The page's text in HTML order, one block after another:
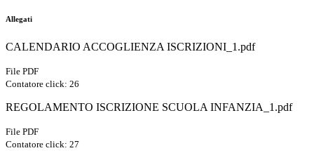
Allegati
CALENDARIO ACCOGLIENZA ISCRIZIONI_1.pdf
File PDF
Contatore click: 26
REGOLAMENTO ISCRIZIONE SCUOLA INFANZIA_1.pdf
File PDF
Contatore click: 27